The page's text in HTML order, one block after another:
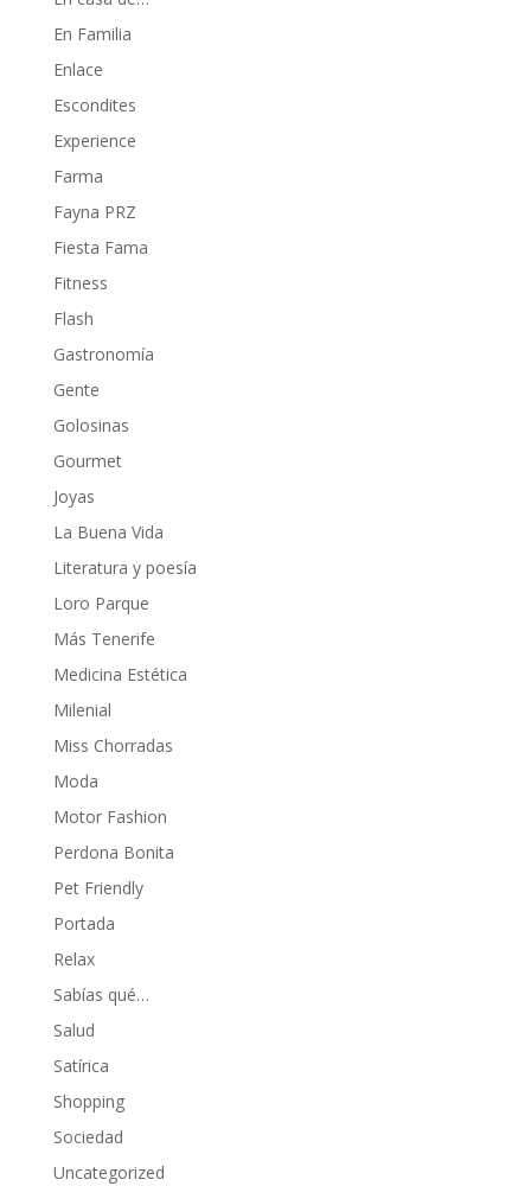
En Familia
Enlace
Escondites
Experience
Farma
Fayna PRZ
Fiesta Fama
Fitness
Flash
Gastronomía
Gente
Golosinas
Gourmet
Joyas
La Buena Vida
Literatura y poesía
Loro Parque
Más Tenerife
Medicina Estética
Milenial
Miss Chorradas
Moda
Motor Fashion
Perdona Bonita
Pet Friendly
Portada
Relax
Sabías qué…
Salud
Satírica
Shopping
Sociedad
Uncategorized